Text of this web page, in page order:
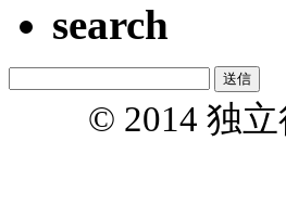
search
© 2014 独